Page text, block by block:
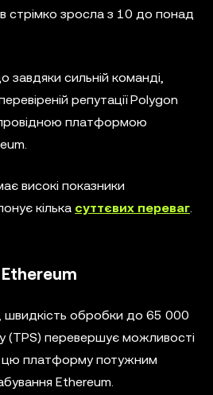
стрімко зросла з 10 до понад
завдяки сильній команді,
репутації Polygon
платформою
високі показники
кілька суттєвих переваг.
швидкість обробки до 65 000
(TPS) перевершує можливості
платформу потужним
Ethereum.